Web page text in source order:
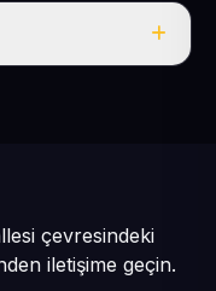
çevresindeki
iletişime geçin.